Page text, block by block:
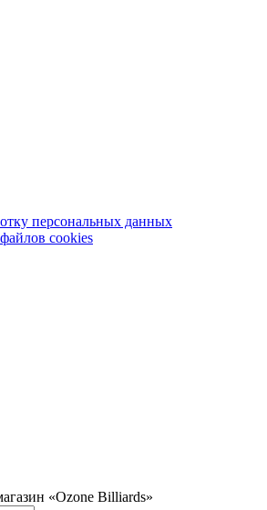
персональных данных
cookies
«Ozone Billiards»